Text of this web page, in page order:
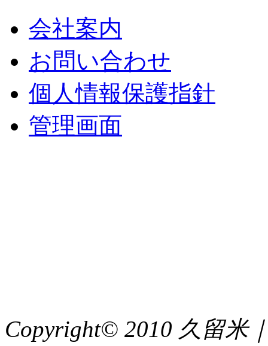
会社案内
お問い合わせ
個人情報保護指針
管理画面
Copyright© 2010 久留米